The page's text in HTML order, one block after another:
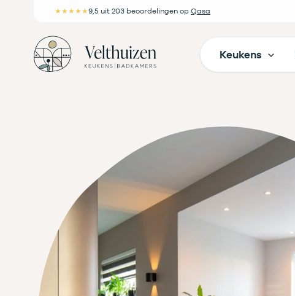
inhoud
★★★★★9,5 uit 203 beoordelingen op Qasa
Keukens